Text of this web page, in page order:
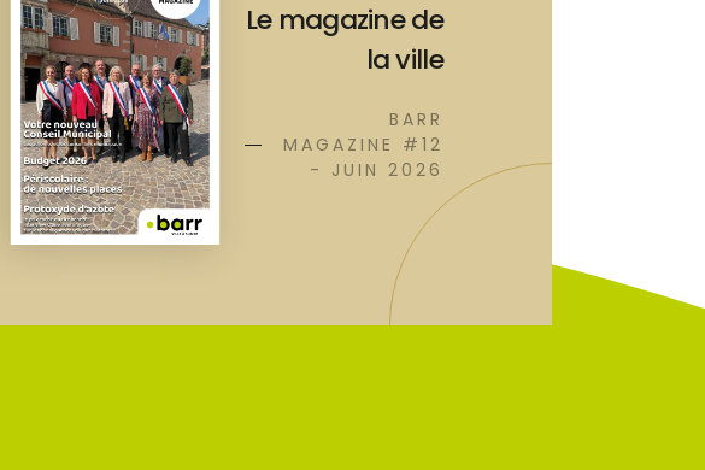
Le magazine de
la ville
BARR
MAGAZINE #12
- JUIN 2026